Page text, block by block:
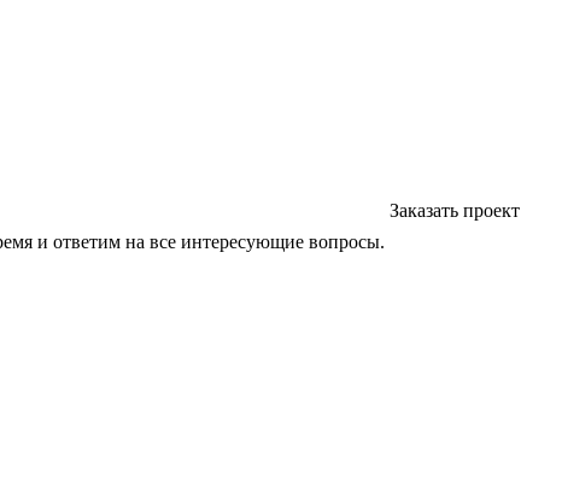
и ответим на все интересующие вопросы.
Заказать проект